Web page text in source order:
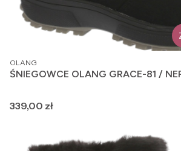
PRODUCENT
OLANG
ŚNIEGOWCE OLANG GRACE-81 /
Cena
339,00 zł